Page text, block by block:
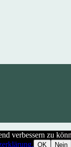
verbessern zu
OK Nein